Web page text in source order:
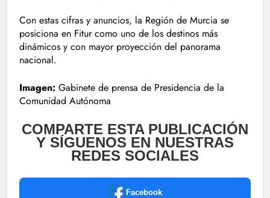
Con estas cifras y anuncios, la Región de Murcia se
posiciona en Fitur como uno de los destinos más
dinámicos y con mayor proyección del panorama
nacional.
Imagen: Gabinete de prensa de Presidencia de la
Comunidad Autónoma
COMPARTE ESTA PUBLICACIÓN
Y SÍGUENOS EN NUESTRAS
REDES SOCIALES
Facebook